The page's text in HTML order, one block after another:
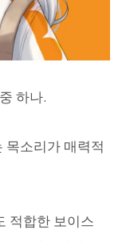
하나.
목소리가 매력적
적합한 보이스